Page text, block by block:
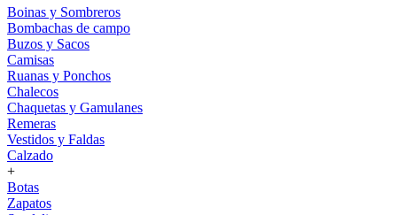
Boinas y Sombreros
Bombachas de campo
Buzos y Sacos
Camisas
Ruanas y Ponchos
Chalecos
Chaquetas y Gamulanes
Remeras
Vestidos y Faldas
Calzado
+
Botas
Zapatos